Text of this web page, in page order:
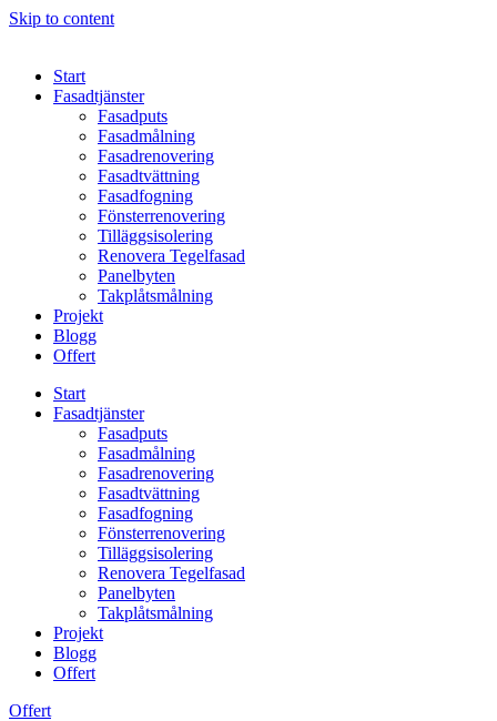
Skip to content
Start
Fasadtjänster
Fasadputs
Fasadmålning
Fasadrenovering
Fasadtvättning
Fasadfogning
Fönsterrenovering
Tilläggsisolering
Renovera Tegelfasad
Panelbyten
Takplåtsmålning
Projekt
Blogg
Offert
Start
Fasadtjänster
Fasadputs
Fasadmålning
Fasadrenovering
Fasadtvättning
Fasadfogning
Fönsterrenovering
Tilläggsisolering
Renovera Tegelfasad
Panelbyten
Takplåtsmålning
Projekt
Blogg
Offert
Offert